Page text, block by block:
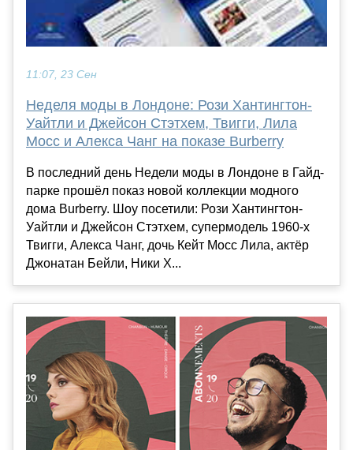
11:07, 23 Сен
Неделя моды в Лондоне: Рози Хантингтон-
Уайтли и Джейсон Стэтхем, Твигги, Лила
Мосс и Алекса Чанг на показе Burberry
В последний день Недели моды в Лондоне в Гайд-
парке прошёл показ новой коллекции модного
дома Burberry. Шоу посетили: Рози Хантингтон-
Уайтли и Джейсон Стэтхем, супермодель 1960-х
Твигги, Алекса Чанг, дочь Кейт Мосс Лила, актёр
Джонатан Бейли, Ники Х...